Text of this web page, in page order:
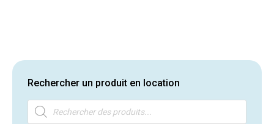
Rechercher un produit en location
Recherche
de
produits